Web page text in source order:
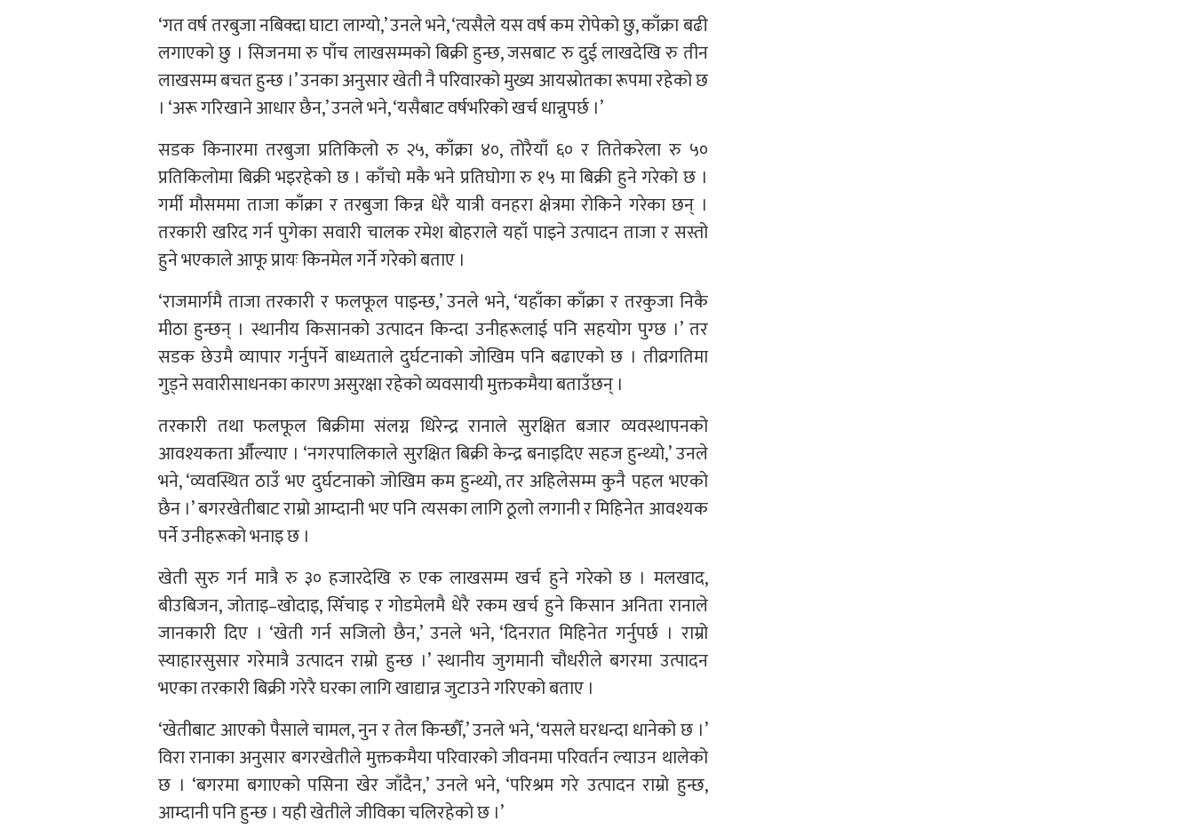
‘गत वर्ष तरबुजा नबिक्दा घाटा लाग्यो,’ उनले भने, ‘त्यसैले यस वर्ष कम रोपेको छु, काँक्रा बढी
लगाएको छु । सिजनमा रु पाँच लाखसम्मको बिक्री हुन्छ, जसबाट रु दुई लाखदेखि रु तीन
लाखसम्म बचत हुन्छ ।’ उनका अनुसार खेती नै परिवारको मुख्य आयस्रोतका रूपमा रहेको छ
। ‘अरू गरिखाने आधार छैन,’ उनले भने, ‘यसैबाट वर्षभरिको खर्च धान्नुपर्छ ।’
सडक किनारमा तरबुजा प्रतिकिलो रु २५, काँक्रा ४०, तोरैयाँ ६० र तितेकरेला रु ५०
प्रतिकिलोमा बिक्री भइरहेको छ । काँचो मकै भने प्रतिघोगा रु १५ मा बिक्री हुने गरेको छ ।
गर्मी मौसममा ताजा काँक्रा र तरबुजा किन्न धेरै यात्री वनहरा क्षेत्रमा रोकिने गरेका छन् ।
तरकारी खरिद गर्न पुगेका सवारी चालक रमेश बोहराले यहाँ पाइने उत्पादन ताजा र सस्तो
हुने भएकाले आफू प्रायः किनमेल गर्ने गरेको बताए ।
‘राजमार्गमै ताजा तरकारी र फलफूल पाइन्छ,’ उनले भने, ‘यहाँका काँक्रा र तरकुजा निकै
मीठा हुन्छन् । स्थानीय किसानको उत्पादन किन्दा उनीहरूलाई पनि सहयोग पुग्छ ।’ तर
सडक छेउमै व्यापार गर्नुपर्ने बाध्यताले दुर्घटनाको जोखिम पनि बढाएको छ । तीव्रगतिमा
गुड्ने सवारीसाधनका कारण असुरक्षा रहेको व्यवसायी मुक्तकमैया बताउँछन् ।
तरकारी तथा फलफूल बिक्रीमा संलग्न धिरेन्द्र रानाले सुरक्षित बजार व्यवस्थापनको
आवश्यकता औँल्याए । ‘नगरपालिकाले सुरक्षित बिक्री केन्द्र बनाइदिए सहज हुन्थ्यो,’ उनले
भने, ‘व्यवस्थित ठाउँ भए दुर्घटनाको जोखिम कम हुन्थ्यो, तर अहिलेसम्म कुनै पहल भएको
छैन ।’ बगरखेतीबाट राम्रो आम्दानी भए पनि त्यसका लागि ठूलो लगानी र मिहिनेत आवश्यक
पर्ने उनीहरूको भनाइ छ ।
खेती सुरु गर्न मात्रै रु ३० हजारदेखि रु एक लाखसम्म खर्च हुने गरेको छ । मलखाद,
बीउबिजन, जोताइ–खोदाइ, सिँचाइ र गोडमेलमै धेरै रकम खर्च हुने किसान अनिता रानाले
जानकारी दिए । ‘खेती गर्न सजिलो छैन,’ उनले भने, ‘दिनरात मिहिनेत गर्नुपर्छ । राम्रो
स्याहारसुसार गरेमात्रै उत्पादन राम्रो हुन्छ ।’ स्थानीय जुगमानी चौधरीले बगरमा उत्पादन
भएका तरकारी बिक्री गरेरै घरका लागि खाद्यान्न जुटाउने गरिएको बताए ।
‘खेतीबाट आएको पैसाले चामल, नुन र तेल किन्छौँ,’ उनले भने, ‘यसले घरधन्दा धानेको छ ।’
विरा रानाका अनुसार बगरखेतीले मुक्तकमैया परिवारको जीवनमा परिवर्तन ल्याउन थालेको
छ । ‘बगरमा बगाएको पसिना खेर जाँदैन,’ उनले भने, ‘परिश्रम गरे उत्पादन राम्रो हुन्छ,
आम्दानी पनि हुन्छ । यही खेतीले जीविका चलिरहेको छ ।’